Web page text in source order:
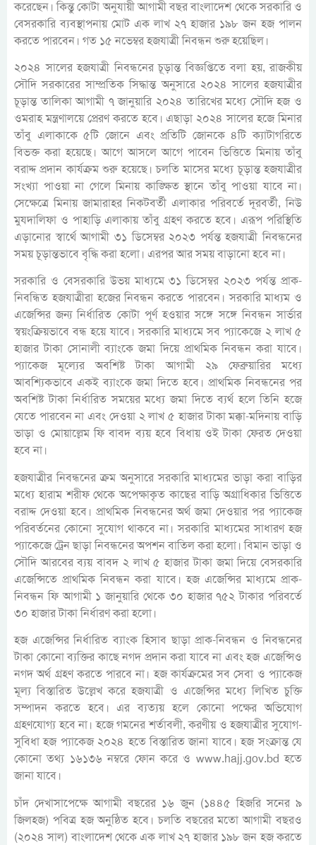
করেছেন। কিন্তু কোটা অনুযায়ী আগামী বছর বাংলাদেশ থেকে সরকারি ও
বেসরকারি ব্যবস্থাপনায় মোট এক লাখ ২৭ হাজার ১৯৮ জন হজ পালন
করতে পারবেন। গত ১৫ নভেম্বর হজযাত্রী নিবন্ধন শুরু হয়েছিল।
২০২৪ সালের হজযাত্রী নিবন্ধনের চূড়ান্ত বিজ্ঞপ্তিতে বলা হয়, রাজকীয়
সৌদি সরকারের সাম্প্রতিক সিদ্ধান্ত অনুসারে ২০২৪ সালের হজযাত্রীর
চূড়ান্ত তালিকা আগামী ৭ জানুয়ারি ২০২৪ তারিখের মধ্যে সৌদি হজ ও
ওমরাহ মন্ত্রণালয়ে প্রেরণ করতে হবে। এছাড়া ২০২৪ সালের হজে মিনার
তাঁবু এলাকাকে ৫টি জোনে এবং প্রতিটি জোনকে ৪টি ক্যাটাগরিতে
বিভক্ত করা হয়েছে। আগে আসলে আগে পাবেন ভিত্তিতে মিনায় তাঁবু
বরাদ্দ প্রদান কার্যক্রম শুরু হয়েছে। চলতি মাসের মধ্যে চূড়ান্ত হজযাত্রীর
সংখ্যা পাওয়া না গেলে মিনায় কাঙ্ক্ষিত স্থানে তাঁবু পাওয়া যাবে না।
সেক্ষেত্রে মিনায় জামারাহর নিকটবর্তী এলাকার পরিবর্তে দূরবর্তী, নিউ
মুযদালিফা ও পাহাড়ি এলাকায় তাঁবু গ্রহণ করতে হবে। এরূপ পরিস্থিতি
এড়ানোর স্বার্থে আগামী ৩১ ডিসেম্বর ২০২৩ পর্যন্ত হজযাত্রী নিবন্ধনের
সময় চূড়ান্তভাবে বৃদ্ধি করা হলো। এরপর আর সময় বাড়ানো হবে না।
সরকারি ও বেসরকারি উভয় মাধ্যমে ৩১ ডিসেম্বর ২০২৩ পর্যন্ত প্রাক-
নিবন্ধিত হজযাত্রীরা হজের নিবন্ধন করতে পারবেন। সরকারি মাধ্যম ও
এজেন্সির জন্য নির্ধারিত কোটা পূর্ণ হওয়ার সঙ্গে সঙ্গে নিবন্ধন সার্ভার
স্বয়ংক্রিয়ভাবে বন্ধ হয়ে যাবে। সরকারি মাধ্যমে সব প্যাকেজে ২ লাখ ৫
হাজার টাকা সোনালী ব্যাংকে জমা দিয়ে প্রাথমিক নিবন্ধন করা যাবে।
প্যাকেজ মূল্যের অবশিষ্ট টাকা আগামী ২৯ ফেব্রুয়ারির মধ্যে
আবশ্যিকভাবে একই ব্যাংকে জমা দিতে হবে। প্রাথমিক নিবন্ধনের পর
অবশিষ্ট টাকা নির্ধারিত সময়ের মধ্যে জমা দিতে ব্যর্থ হলে তিনি হজে
যেতে পারবেন না এবং দেওয়া ২ লাখ ৫ হাজার টাকা মক্কা-মদিনায় বাড়ি
ভাড়া ও মোয়াল্লেম ফি বাবদ ব্যয় হবে বিধায় ওই টাকা ফেরত দেওয়া
হবে না।
হজযাত্রীর নিবন্ধনের ক্রম অনুসারে সরকারি মাধ্যমের ভাড়া করা বাড়ির
মধ্যে হারাম শরীফ থেকে অপেক্ষাকৃত কাছের বাড়ি অগ্রাধিকার ভিত্তিতে
বরাদ্দ দেওয়া হবে। প্রাথমিক নিবন্ধনের অর্থ জমা দেওয়ার পর প্যাকেজ
পরিবর্তনের কোনো সুযোগ থাকবে না। সরকারি মাধ্যমের সাধারণ হজ
প্যাকেজে ট্রেন ছাড়া নিবন্ধনের অপশন বাতিল করা হলো। বিমান ভাড়া ও
সৌদি আরবের ব্যয় বাবদ ২ লাখ ৫ হাজার টাকা জমা দিয়ে বেসরকারি
এজেন্সিতে প্রাথমিক নিবন্ধন করা যাবে। হজ এজেন্সির মাধ্যমে প্রাক-
নিবন্ধন ফি আগামী ১ জানুয়ারি থেকে ৩০ হাজার ৭৫২ টাকার পরিবর্তে
৩০ হাজার টাকা নির্ধারণ করা হলো।
হজ এজেন্সির নির্ধারিত ব্যাংক হিসাব ছাড়া প্রাক-নিবন্ধন ও নিবন্ধনের
টাকা কোনো ব্যক্তির কাছে নগদ প্রদান করা যাবে না এবং হজ এজেন্সিও
নগদ অর্থ গ্রহণ করতে পারবে না। হজ কার্যক্রমের সব সেবা ও প্যাকেজ
মূল্য বিস্তারিত উল্লেখ করে হজযাত্রী ও এজেন্সির মধ্যে লিখিত চুক্তি
সম্পাদন করতে হবে। এর ব্যত্যয় হলে কোনো পক্ষের অভিযোগ
গ্রহণযোগ্য হবে না। হজে গমনের শর্তাবলী, করণীয় ও হজযাত্রীর সুযোগ-
সুবিধা হজ প্যাকেজ ২০২৪ হতে বিস্তারিত জানা যাবে। হজ সংক্রান্ত যে
কোনো তথ্য ১৬১৩৬ নম্বরে ফোন করে ও www.hajj.gov.bd হতে
জানা যাবে।
চাঁদ দেখাসাপেক্ষে আগামী বছরের ১৬ জুন (১৪৪৫ হিজরি সনের ৯
জিলহজ) পবিত্র হজ অনুষ্ঠিত হবে। চলতি বছরের মতো আগামী বছরও
(২০২৪ সাল) বাংলাদেশ থেকে এক লাখ ২৭ হাজার ১৯৮ জন হজ করতে